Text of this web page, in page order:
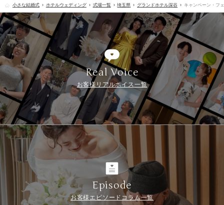
小さな結婚式 ホテルウェディング 式場一覧 埼玉県 グランドホテル深谷 キャンペーン・フ
Real Voice
お客様リアルボイス一覧
Episode
お客様エピソードコラム一覧